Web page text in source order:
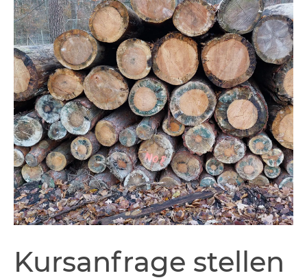
stellen
Kursanfrage stellen